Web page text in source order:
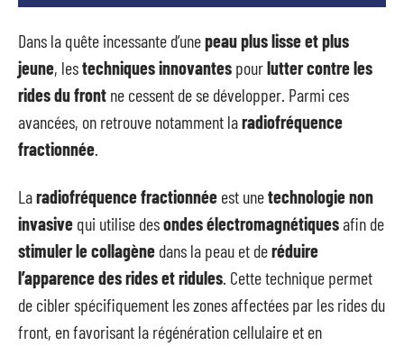
Dans la quête incessante d’unepeau plus lisse et plus
jeune, lestechniques innovantes pourlutter contre les
rides du front ne cessent de se développer. Parmi ces
avancées, on retrouve notamment laradiofréquence
fractionnée.
Laradiofréquence fractionnée est unetechnologie non
invasive qui utilise desondes électromagnétiquesafin de
stimuler le collagène dans la peau et deréduire
l’apparence des rides et ridules . Cette technique permet
de cibler spécifiquement les zones affectées par les rides du
front, en favorisant la régénération cellulaire et en